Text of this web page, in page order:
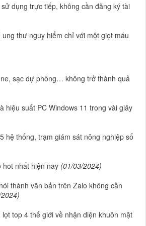
dụng trực tiếp, không cần đăng ký tài
thư nguy hiểm chỉ với một giọt máu
sạc dự phòng… không trở thành quả
hiệu suất PC Windows 11 trong vài giây
hệ thống, trạm giám sát nông nghiệp số
nhất hiện nay (01/03/2024)
thành văn bản trên Zalo không cần
top 4 thế giới về nhận diện khuôn mặt